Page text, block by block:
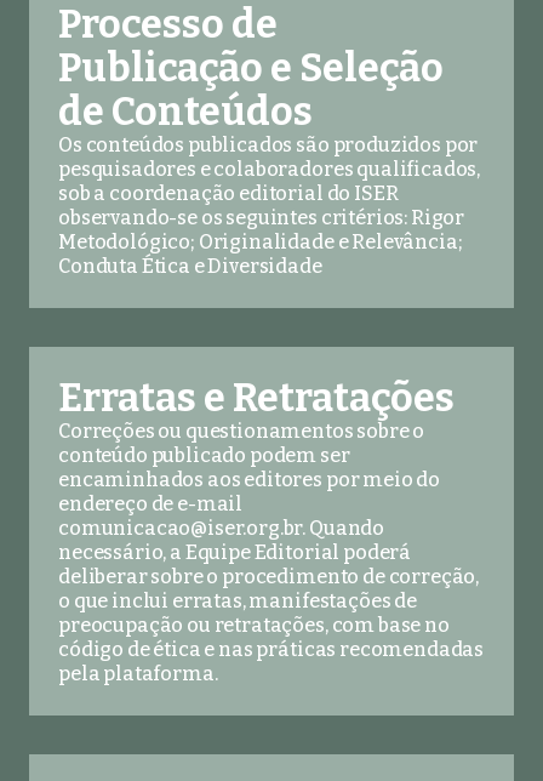
Processo de
Publicação e Seleção
de Conteúdos
Os conteúdos publicados são produzidos por
pesquisadores e colaboradores qualificados,
sob a coordenação editorial do ISER
observando-se os seguintes critérios: Rigor
Metodológico; Originalidade e Relevância;
Conduta Ética e Diversidade
Erratas e Retratações
Correções ou questionamentos sobre o
conteúdo publicado podem ser
encaminhados aos editores por meio do
endereço de e-mail
comunicacao@iser.org.br. Quando
necessário, a Equipe Editorial poderá
deliberar sobre o procedimento de correção,
o que inclui erratas, manifestações de
preocupação ou retratações, com base no
código de ética e nas práticas recomendadas
pela plataforma.